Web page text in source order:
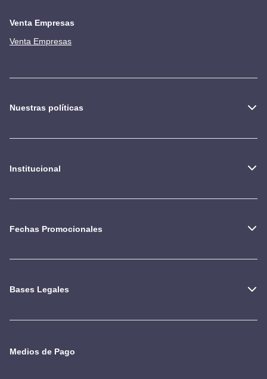
Venta Empresas
Venta Empresas
Nuestras políticas
Institucional
Fechas Promocionales
Bases Legales
Medios de Pago